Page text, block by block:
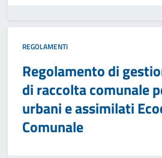
REGOLAMENTI
Regolamento di
di raccolta comunale
urbani e assimilati
Comunale